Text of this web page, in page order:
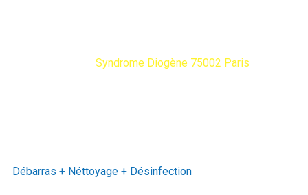
Syndrome Diogène 75002 Paris
Débarras + Néttoyage + Désinfection